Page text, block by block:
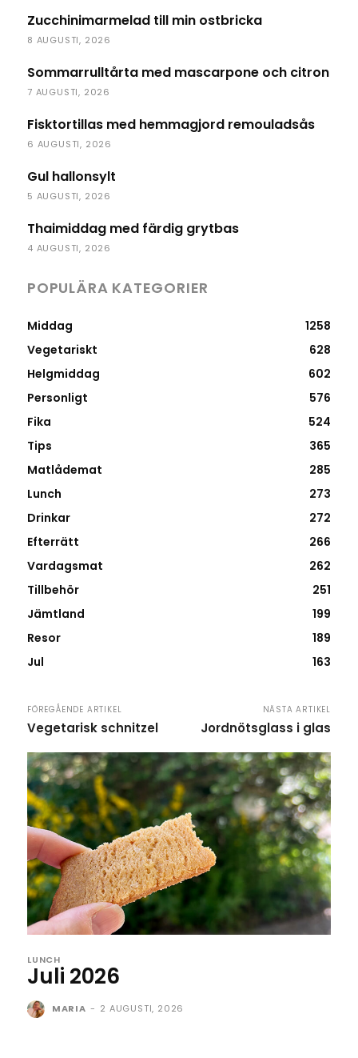
Zucchinimarmelad till min ostbricka
8 AUGUSTI, 2026
Sommarrulltårta med mascarpone och citron
7 AUGUSTI, 2026
Fisktortillas med hemmagjord remouladsås
6 AUGUSTI, 2026
Gul hallonsylt
5 AUGUSTI, 2026
Thaimiddag med färdig grytbas
4 AUGUSTI, 2026
POPULÄRA KATEGORIER
Middag
1258
Vegetariskt
628
Helgmiddag
602
Personligt
576
Fika
524
Tips
365
Matlådemat
285
Lunch
273
Drinkar
272
Efterrätt
266
Vardagsmat
262
Tillbehör
251
Jämtland
199
Resor
189
Jul
163
FÖREGÅENDE ARTIKEL
Vegetarisk schnitzel
NÄSTA ARTIKEL
Jordnötsglass i glas
LUNCH
Juli 2026
MARIA - 2 AUGUSTI, 2026